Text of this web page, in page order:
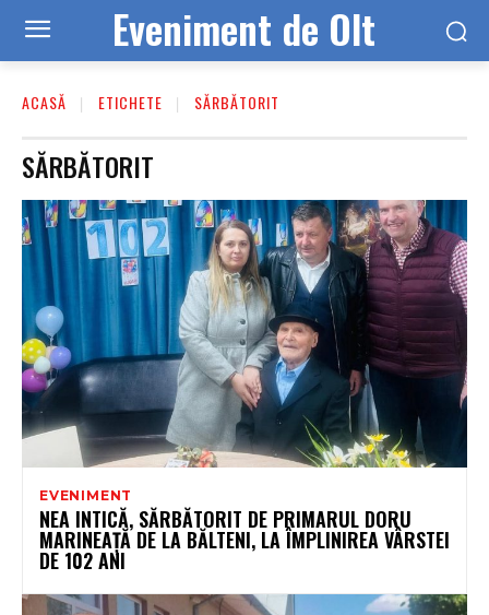
Eveniment de Olt
ACASĂ ETICHETE SĂRBĂTORIT
SĂRBĂTORIT
EVENIMENT
NEA INTICĂ, SĂRBĂTORIT DE PRIMARUL DORU
MARINEAȚĂ DE LA BĂLTENI, LA ÎMPLINIREA VÂRSTEI
DE 102 ANI